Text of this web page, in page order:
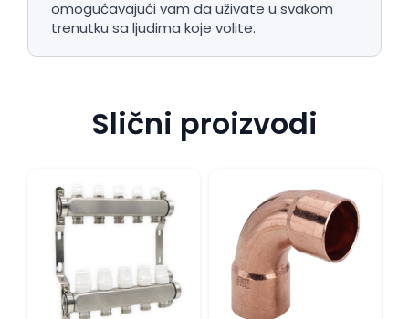
omogućavajući vam da uživate u svakom
trenutku sa ljudima koje volite.
Slični proizvodi